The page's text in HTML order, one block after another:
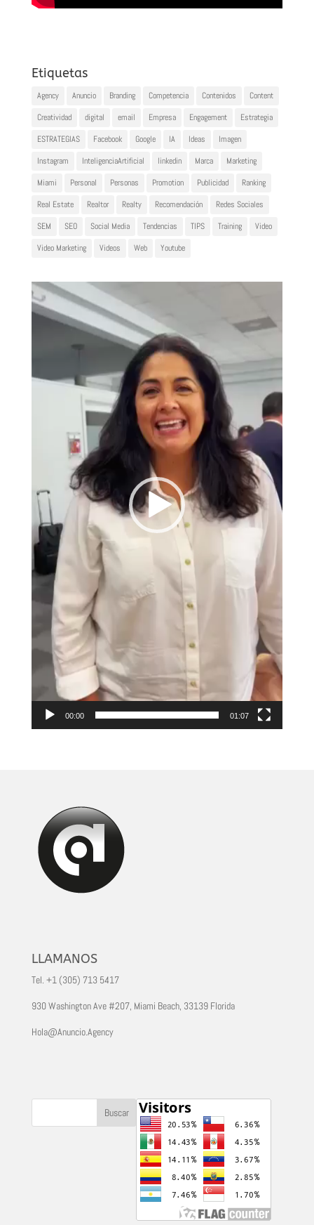
Etiquetas
Agency Anuncio Branding Competencia Contenidos
Content
Creatividad
digital email Empresa Engagement
Estrategia
ESTRATEGIAS
Facebook Google IA Ideas
Imagen
Instagram
InteligenciaArtificial linkedin Marca
Marketing
Miami
Personal Personas Promotion Publicidad
Ranking
Real Estate
Realtor Realty Recomendación
Redes Sociales
SEM
SEO Social Media Tendencias TIPS Training
Video
Video Marketing
Videos Web Youtube
Reproductor
de
vídeo
00:00 01:07
LLAMANOS
Tel. +1 (305) 713 5417
930 Washington Ave #207, Miami Beach, 33139 Florida
Hola@Anuncio.Agency